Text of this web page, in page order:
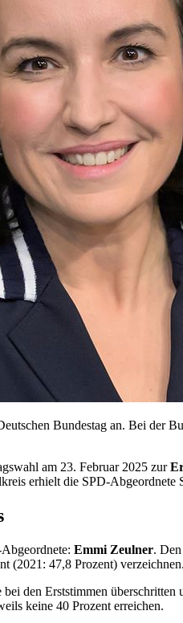
Bundestag an. Bei der
am 23. Februar 2025 zur
erhielt die SPD-Abgeordnete
Emmi Zeulner.
(2021: 47,8 Prozent) verzeichnen.
den Erststimmen
keine 40 Prozent erreichen.